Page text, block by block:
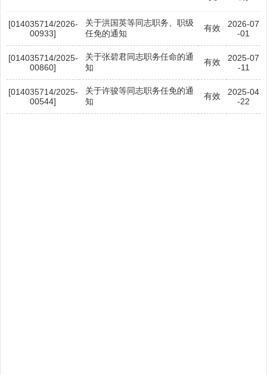
[014035714/2026-
00933]
关于洪国英等同志职务、职级
任免的通知
有效
2026-07
-01
[014035714/2025-
00860]
关于张碧君同志职务任命的通
知
有效
2025-07
-11
[014035714/2025-
00544]
关于许骏等同志职务任免的通
知
有效
2025-04
-22